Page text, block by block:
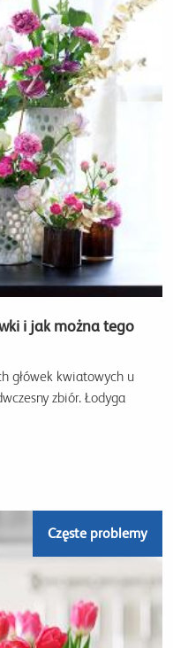
i jak można tego
główek kwiatowych u
zbiór. Łodyga
Częste problemy